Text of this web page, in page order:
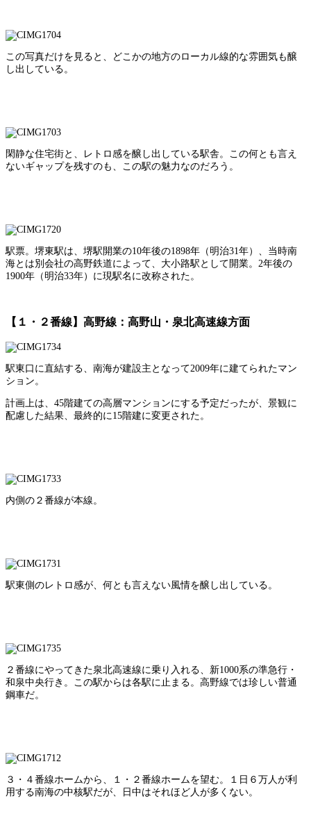
この写真だけを見ると、どこかの地方のローカル線的な雰囲気も醸
し出している。
閑静な住宅街と、レトロ感を醸し出している駅舎。この何とも言え
ないギャップを残すのも、この駅の魅力なのだろう。
駅票。堺東駅は、堺駅開業の10年後の1898年（明治31年）、当時南
海とは別会社の高野鉄道によって、大小路駅として開業。2年後の
1900年（明治33年）に現駅名に改称された。
【１・２番線】高野線：高野山・泉北高速線方面
駅東口に直結する、南海が建設主となって2009年に建てられたマン
ション。
計画上は、45階建ての高層マンションにする予定だったが、景観に
配慮した結果、最終的に15階建に変更された。
内側の２番線が本線。
駅東側のレトロ感が、何とも言えない風情を醸し出している。
２番線にやってきた泉北高速線に乗り入れる、新1000系の準急行・
和泉中央行き。この駅からは各駅に止まる。高野線では珍しい普通
鋼車だ。
３・４番線ホームから、１・２番線ホームを望む。１日６万人が利
用する南海の中核駅だが、日中はそれほど人が多くない。